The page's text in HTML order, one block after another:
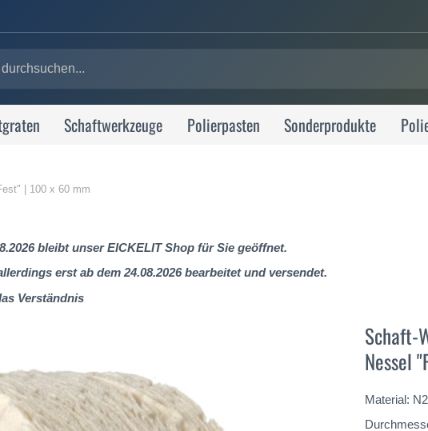
Schaftwerkzeuge Polierpasten Sonderprodukte
| 100 x 60 mm
bleibt unser EICKELIT Shop für Sie geöffnet.
erst ab dem 24.08.2026 bearbeitet und versendet.
Verständnis
Schaft-
Nessel
Material: